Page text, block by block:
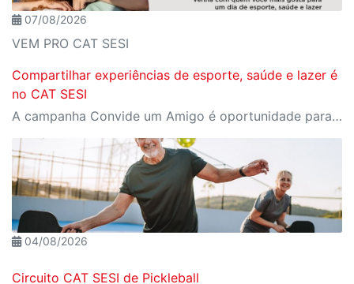
07/08/2026
VEM PRO CAT SESI
Compartilhar experiências de esporte, saúde e lazer é
no CAT SESI
A campanha Convide um Amigo é oportunidade para reunir amigos para aproveitar juntos toda estrutura da unidade SESI-SP mais próxima. Os benefícios para clientes e convidados estão no regulamento.
04/08/2026
Circuito CAT SESI de Pickleball